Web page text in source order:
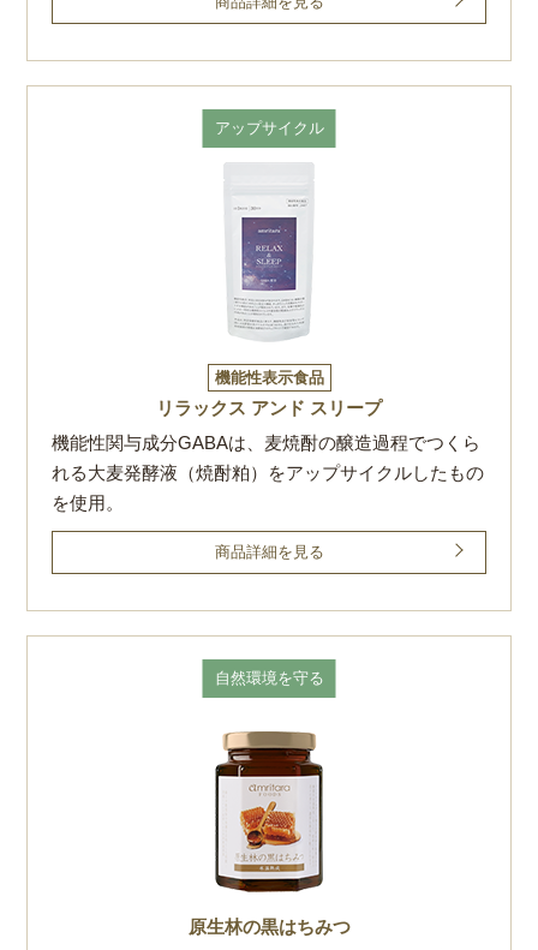
アップサイクル
機能性表示食品
リラックス アンド スリープ
機能性関与成分GABAは、麦焼酎の醸造過程でつくら
れる大麦発酵液（焼酎粕）をアップサイクルしたもの
を使用。
商品詳細を見る
自然環境を守る
原生林の黒はちみつ